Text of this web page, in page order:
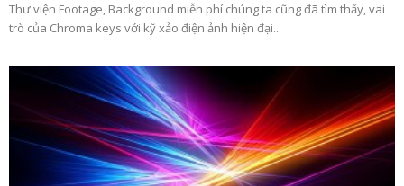
Thư viện Footage, Background miễn phí chúng ta cũng đã tìm thấy, vai
trò của Chroma keys với kỹ xảo điện ảnh hiện đại...